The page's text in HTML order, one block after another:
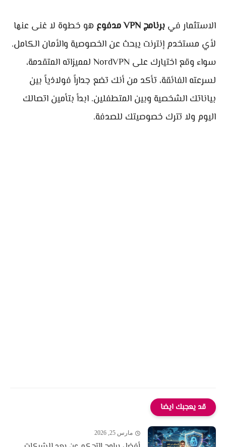
الاستثمار في برنامج VPN مدفوع
هو خطوة لا غنى عنها
لأي مستخدم إنترنت يبحث عن الخصوصية والأمان الكامل.
سواء وقع اختيارك على NordVPN لمميزاته المتقدمة،
لسرعته الفائقة، تأكد من أنك تضع جداراً فولاذياً بين
بياناتك الشخصية وبين المتطفلين. ابدأ بتأمين اتصالك
اليوم ولا تترك خصوصيتك للصدفة.
قد يعجبك ايضا
مارس 25, 2026